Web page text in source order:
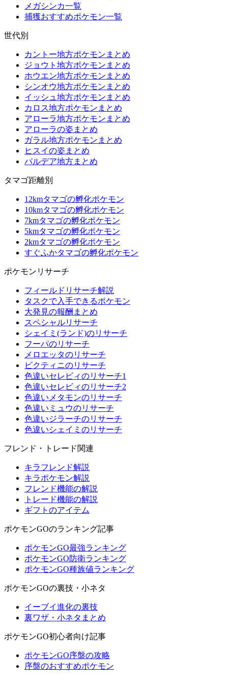
メガシンカ一覧
捕獲おすすめポケモン一覧
世代別
カントー地方ポケモンまとめ
ジョウト地方ポケモンまとめ
ホウエン地方ポケモンまとめ
シンオウ地方ポケモンまとめ
イッシュ地方ポケモンまとめ
カロス地方ポケモンまとめ
アローラ地方ポケモンまとめ
アローラの姿まとめ
ガラル地方ポケモンまとめ
ヒスイの姿まとめ
パルデア地方まとめ
タマゴ距離別
12kmタマゴの孵化ポケモン
10kmタマゴの孵化ポケモン
7kmタマゴの孵化ポケモン
5kmタマゴの孵化ポケモン
2kmタマゴの孵化ポケモン
すぐふかタマゴの孵化ポケモン
ポケモンリサーチ
フィールドリサーチ解説
タスクで入手できるポケモン
大発見の報酬まとめ
スペシャルリサーチ
シェイミ(ランド)のリサーチ
フーパのリサーチ
メロエッタのリサーチ
ビクティニのリサーチ
色違いセレビィのリサーチ1
色違いセレビィのリサーチ2
色違いメタモンのリサーチ
色違いミュウのリサーチ
色違いジラーチのリサーチ
色違いシェイミのリサーチ
フレンド・トレード関連
キラフレンド解説
キラポケモン解説
フレンド機能の解説
トレード機能の解説
ギフトのアイテム
ポケモンGOのランキング記事
ポケモンGO最強ランキング
ポケモンGO防衛ランキング
ポケモンGO種族値ランキング
ポケモンGOの裏技・小ネタ
イーブイ進化の裏技
裏ワザ・小ネタまとめ
ポケモンGO初心者向け記事
ポケモンGO序盤の攻略
序盤のおすすめポケモン